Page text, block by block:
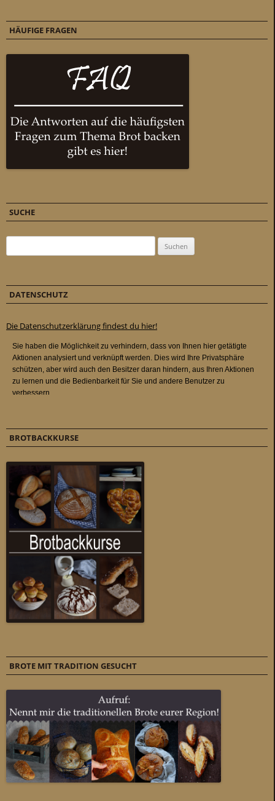
HÄUFIGE FRAGEN
SUCHE
DATENSCHUTZ
Die Datenschutzerklärung findest du hier!
BROTBACKKURSE
BROTE MIT TRADITION GESUCHT